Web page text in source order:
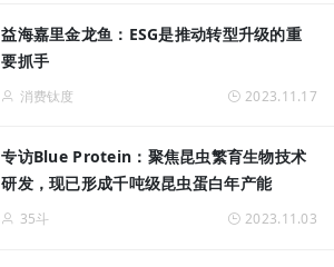
益海嘉里金龙鱼：ESG是推动转型升级的重
要抓手
消费钛度 2023.11.17
专访Blue Protein：聚焦昆虫繁育生物技术
研发，现已形成千吨级昆虫蛋白年产能
35斗 2023.11.03